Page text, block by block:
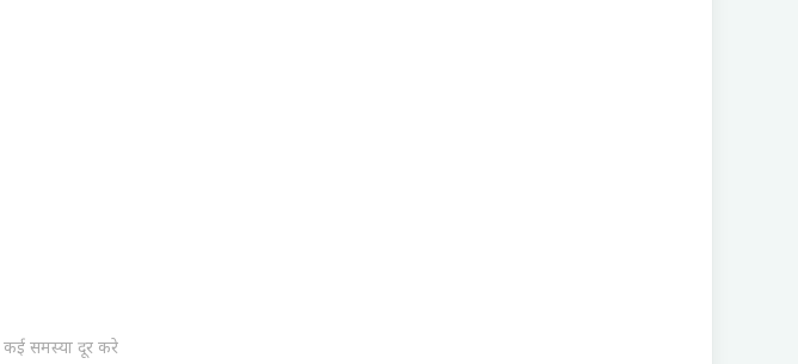
समस्या दूर करे